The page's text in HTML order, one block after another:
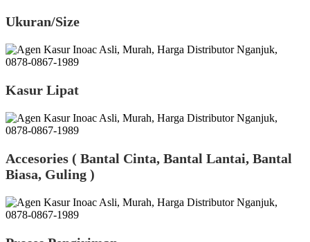
Ukuran/Size
Kasur Lipat
Accesories ( Bantal Cinta, Bantal Lantai, Bantal
Biasa, Guling )